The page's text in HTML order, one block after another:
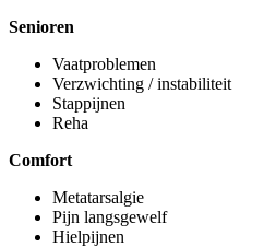
Senioren
Vaatproblemen
Verzwichting / instabiliteit
Stappijnen
Reha
Comfort
Metatarsalgie
Pijn langsgewelf
Hielpijnen